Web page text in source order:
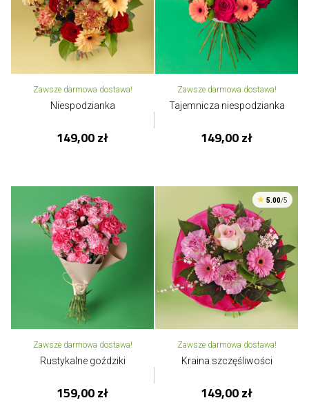
Zawsze darmowa dostawa!
Niespodzianka
149,00 zł
Zawsze darmowa dostawa!
Tajemnicza niespodzianka
149,00 zł
Zawsze darmowa dostawa!
Rustykalne goździki
159,00 zł
5.00/5
Zawsze darmowa dostawa!
Kraina szczęśliwości
149,00 zł